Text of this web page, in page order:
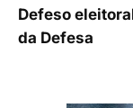
Defeso
da Defesa